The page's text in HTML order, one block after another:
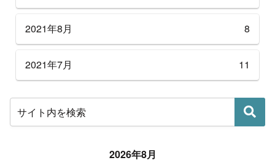
2021年8月 8
2021年7月 11
2026年8月